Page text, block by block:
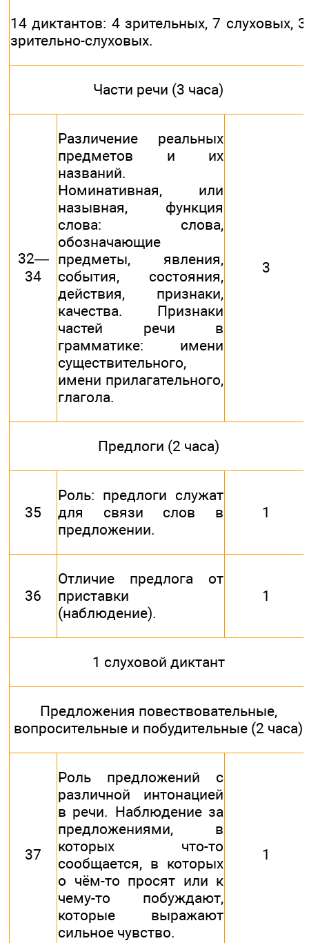
14 диктантов: 4 зрительных, 7 слуховых, 3
зрительно-слуховых.
Части речи (3 часа)
32—
34
Различение реальных
предметов и их
названий.
Номинативная, или
назывная, функция
слова: слова,
обозначающие
предметы, явления,
события, состояния,
действия, признаки,
качества. Признаки
частей речи в
грамматике: имени
существительного,
имени прилагательного,
глагола.
3
Предлоги (2 часа)
35
Роль: предлоги служат
для связи слов в
предложении.
1
36
Отличие предлога от
приставки
(наблюдение).
1
1 слуховой диктант
Предложения повествовательные,
вопросительные и побудительные (2 часа)
37
Роль предложений с
различной интонацией
в речи. Наблюдение за
предложениями, в
которых что-то
сообщается, в которых
о чём-то просят или к
чему-то побуждают,
которые выражают
сильное чувство.
1